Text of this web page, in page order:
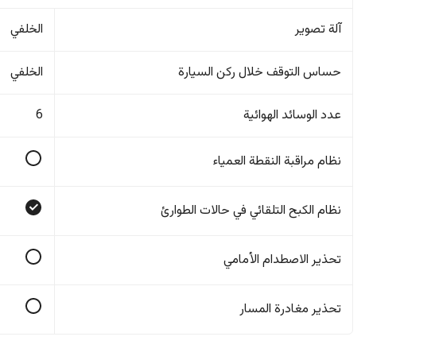
آلة تصوير الخلفي
حساس التوقف خلال ركن السيارة الخلفي
عدد الوسائد الهوائية 6
نظام مراقبة النقطة العمياء
نظام الكبح التلقائي في حالات الطوارئ
تحذير الاصطدام الأمامي
تحذير مغادرة المسار